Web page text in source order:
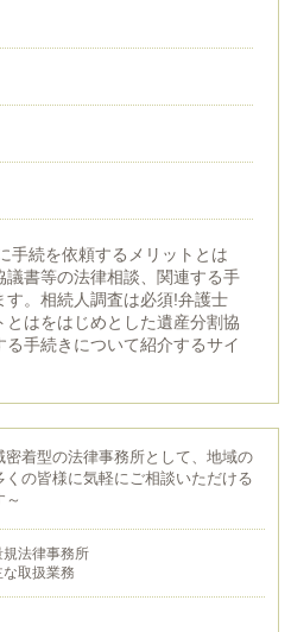
着型の法律事務所として、地域の
の皆様に気軽にご相談いただける
規法律事務所
な取扱業務
手続を依頼するメリットとは
議書等の法律相談、関連する手
。相続人調査は必須!弁護士
はをはじめとした遺産分割協
手続きについて紹介するサイ